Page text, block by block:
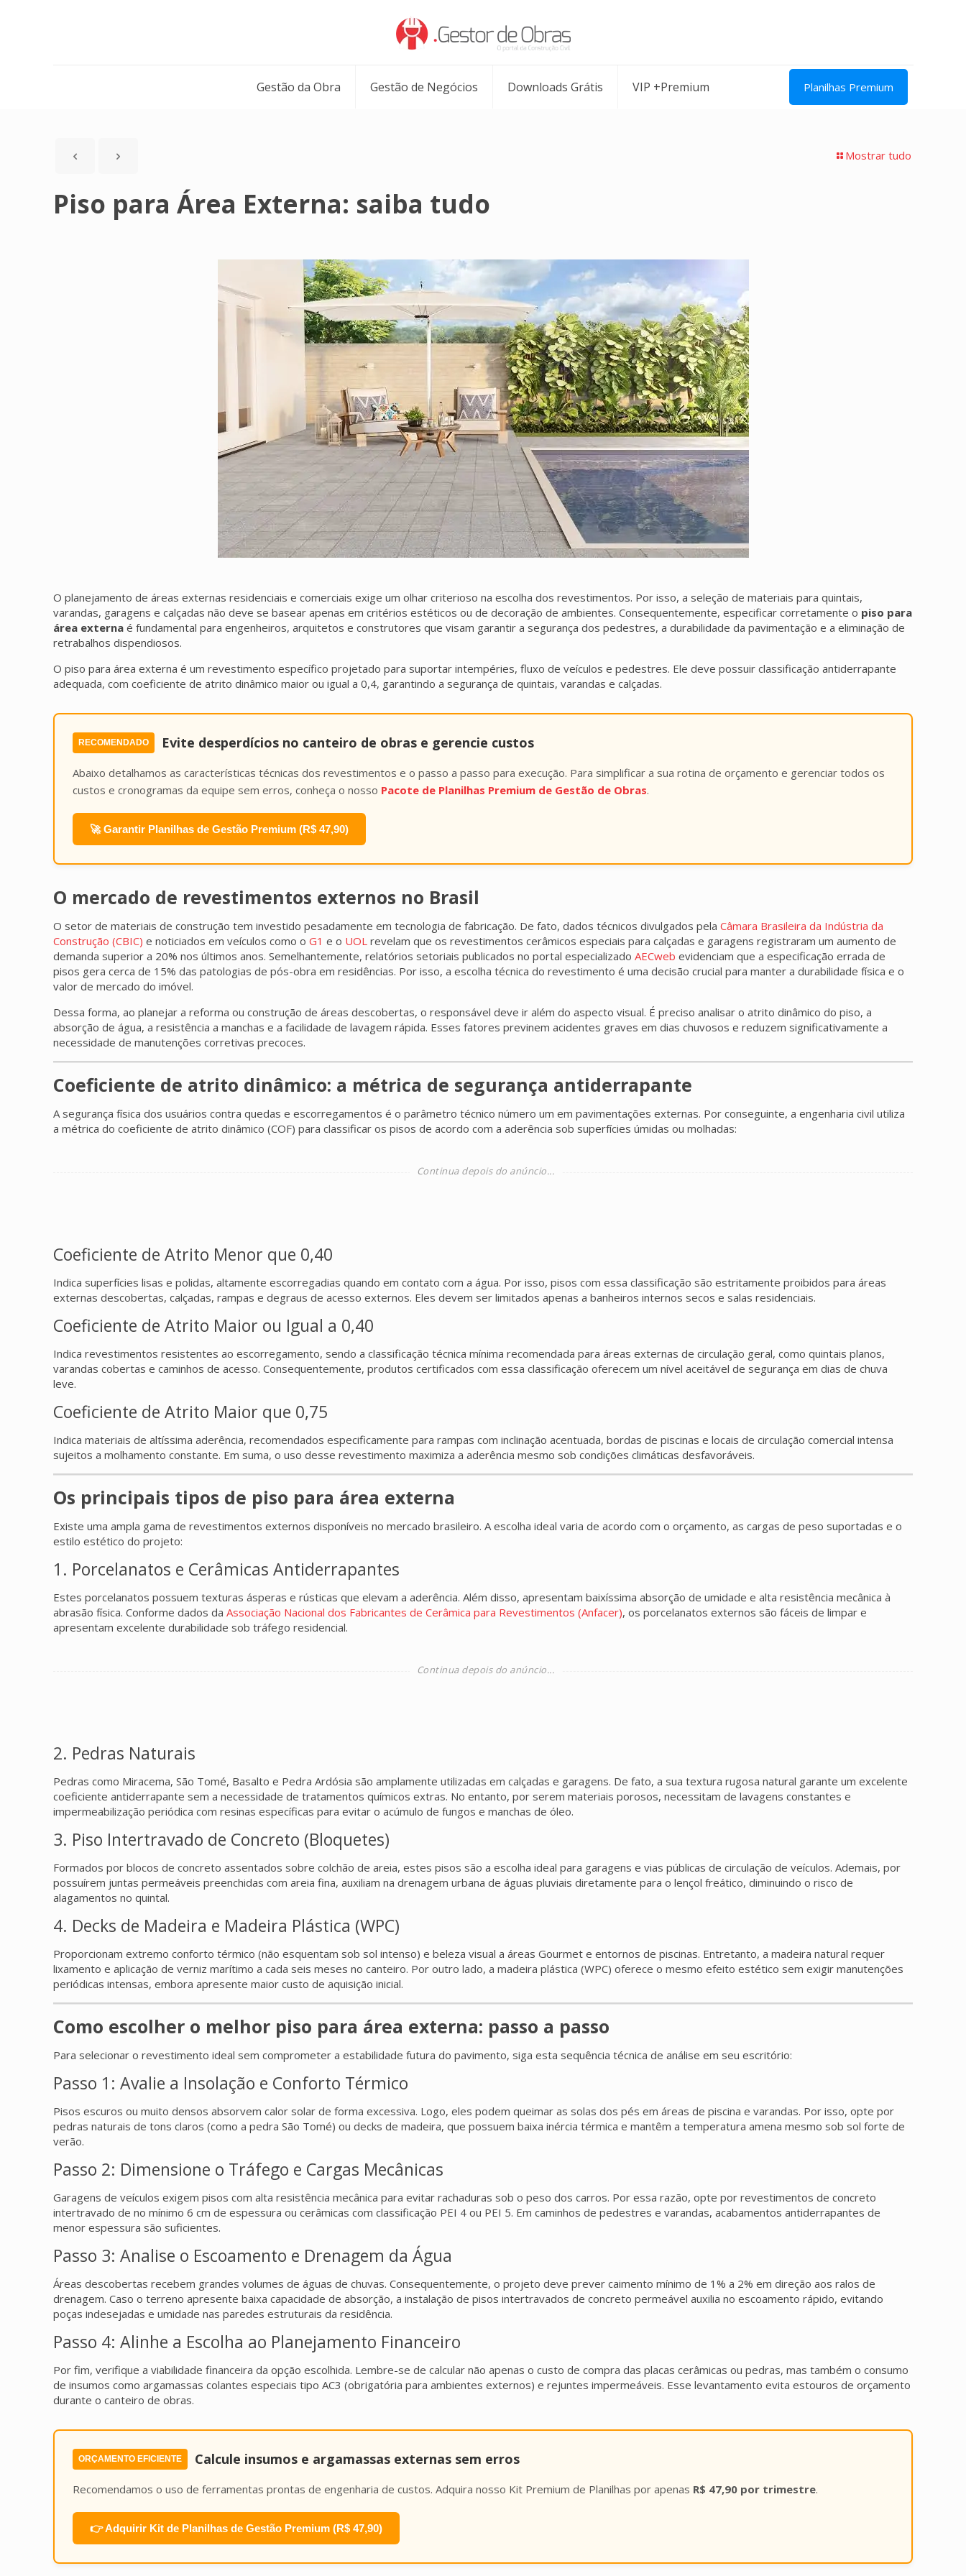
Gestão da Obra Gestão de Negócios Downloads Grátis VIP +Premium Planilhas Premium
Mostrar tudo
Piso para Área Externa: saiba tudo
O planejamento de áreas externas residenciais e comerciais exige um olhar criterioso na escolha dos revestimentos. Por isso, a seleção de materiais para quintais,
varandas, garagens e calçadas não deve se basear apenas em critérios estéticos ou de decoração de ambientes. Consequentemente, especificar corretamente o piso para
área externaé fundamental para engenheiros, arquitetos e construtores que visam garantir a segurança dos pedestres, a durabilidade da pavimentação e a eliminação de
retrabalhos dispendiosos.
O piso para área externa é um revestimento específico projetado para suportar intempéries, fluxo de veículos e pedestres. Ele deve possuir classificação antiderrapante
adequada, com coeficiente de atrito dinâmico maior ou igual a 0,4, garantindo a segurança de quintais, varandas e calçadas.
RECOMENDADO Evite desperdícios no canteiro de obras e gerencie custos
Abaixo detalhamos as características técnicas dos revestimentos e o passo a passo para execução. Para simplificar a sua rotina de orçamento e gerenciar todos os
custos e cronogramas da equipe sem erros, conheça o nosso Pacote de Planilhas Premium de Gestão de Obras.
🚀 Garantir Planilhas de Gestão Premium (R$ 47,90)
O mercado de revestimentos externos no Brasil
O setor de materiais de construção tem investido pesadamente em tecnologia de fabricação. De fato, dados técnicos divulgados pela Câmara Brasileira da Indústria da
Construção (CBIC) e noticiados em veículos como o G1 e o UOLrevelam que os revestimentos cerâmicos especiais para calçadas e garagens registraram um aumento de
demanda superior a 20% nos últimos anos. Semelhantemente, relatórios setoriais publicados no portal especializado AECweb evidenciam que a especificação errada de
pisos gera cerca de 15% das patologias de pós-obra em residências. Por isso, a escolha técnica do revestimento é uma decisão crucial para manter a durabilidade física e o
valor de mercado do imóvel.
Dessa forma, ao planejar a reforma ou construção de áreas descobertas, o responsável deve ir além do aspecto visual. É preciso analisar o atrito dinâmico do piso, a
absorção de água, a resistência a manchas e a facilidade de lavagem rápida. Esses fatores previnem acidentes graves em dias chuvosos e reduzem significativamente a
necessidade de manutenções corretivas precoces.
Coeficiente de atrito dinâmico: a métrica de segurança antiderrapante
A segurança física dos usuários contra quedas e escorregamentos é o parâmetro técnico número um em pavimentações externas. Por conseguinte, a engenharia civil utiliza
a métrica do coeficiente de atrito dinâmico (COF) para classificar os pisos de acordo com a aderência sob superfícies úmidas ou molhadas:
Coeficiente de Atrito Menor que 0,40
Indica superfícies lisas e polidas, altamente escorregadias quando em contato com a água. Por isso, pisos com essa classificação são estritamente proibidos para áreas
externas descobertas, calçadas, rampas e degraus de acesso externos. Eles devem ser limitados apenas a banheiros internos secos e salas residenciais.
Coeficiente de Atrito Maior ou Igual a 0,40
Indica revestimentos resistentes ao escorregamento, sendo a classificação técnica mínima recomendada para áreas externas de circulação geral, como quintais planos,
varandas cobertas e caminhos de acesso. Consequentemente, produtos certificados com essa classificação oferecem um nível aceitável de segurança em dias de chuva
leve.
Coeficiente de Atrito Maior que 0,75
Indica materiais de altíssima aderência, recomendados especificamente para rampas com inclinação acentuada, bordas de piscinas e locais de circulação comercial intensa
sujeitos a molhamento constante. Em suma, o uso desse revestimento maximiza a aderência mesmo sob condições climáticas desfavoráveis.
Os principais tipos de piso para área externa
Existe uma ampla gama de revestimentos externos disponíveis no mercado brasileiro. A escolha ideal varia de acordo com o orçamento, as cargas de peso suportadas e o
estilo estético do projeto:
1. Porcelanatos e Cerâmicas Antiderrapantes
Estes porcelanatos possuem texturas ásperas e rústicas que elevam a aderência. Além disso, apresentam baixíssima absorção de umidade e alta resistência mecânica à
abrasão física. Conforme dados da Associação Nacional dos Fabricantes de Cerâmica para Revestimentos (Anfacer), os porcelanatos externos são fáceis de limpar e
apresentam excelente durabilidade sob tráfego residencial.
2. Pedras Naturais
Pedras como Miracema, São Tomé, Basalto e Pedra Ardósia são amplamente utilizadas em calçadas e garagens. De fato, a sua textura rugosa natural garante um excelente
coeficiente antiderrapante sem a necessidade de tratamentos químicos extras. No entanto, por serem materiais porosos, necessitam de lavagens constantes e
impermeabilização periódica com resinas específicas para evitar o acúmulo de fungos e manchas de óleo.
3. Piso Intertravado de Concreto (Bloquetes)
Formados por blocos de concreto assentados sobre colchão de areia, estes pisos são a escolha ideal para garagens e vias públicas de circulação de veículos. Ademais, por
possuírem juntas permeáveis preenchidas com areia fina, auxiliam na drenagem urbana de águas pluviais diretamente para o lençol freático, diminuindo o risco de
alagamentos no quintal.
4. Decks de Madeira e Madeira Plástica (WPC)
Proporcionam extremo conforto térmico (não esquentam sob sol intenso) e beleza visual a áreas Gourmet e entornos de piscinas. Entretanto, a madeira natural requer
lixamento e aplicação de verniz marítimo a cada seis meses no canteiro. Por outro lado, a madeira plástica (WPC) oferece o mesmo efeito estético sem exigir manutenções
periódicas intensas, embora apresente maior custo de aquisição inicial.
Como escolher o melhor piso para área externa: passo a passo
Para selecionar o revestimento ideal sem comprometer a estabilidade futura do pavimento, siga esta sequência técnica de análise em seu escritório:
Passo 1: Avalie a Insolação e Conforto Térmico
Pisos escuros ou muito densos absorvem calor solar de forma excessiva. Logo, eles podem queimar as solas dos pés em áreas de piscina e varandas. Por isso, opte por
pedras naturais de tons claros (como a pedra São Tomé) ou decks de madeira, que possuem baixa inércia térmica e mantêm a temperatura amena mesmo sob sol forte de
verão.
Passo 2: Dimensione o Tráfego e Cargas Mecânicas
Garagens de veículos exigem pisos com alta resistência mecânica para evitar rachaduras sob o peso dos carros. Por essa razão, opte por revestimentos de concreto
intertravado de no mínimo 6 cm de espessura ou cerâmicas com classificação PEI 4 ou PEI 5. Em caminhos de pedestres e varandas, acabamentos antiderrapantes de
menor espessura são suficientes.
Passo 3: Analise o Escoamento e Drenagem da Água
Áreas descobertas recebem grandes volumes de águas de chuvas. Consequentemente, o projeto deve prever caimento mínimo de 1% a 2% em direção aos ralos de
drenagem. Caso o terreno apresente baixa capacidade de absorção, a instalação de pisos intertravados de concreto permeável auxilia no escoamento rápido, evitando
poças indesejadas e umidade nas paredes estruturais da residência.
Passo 4: Alinhe a Escolha ao Planejamento Financeiro
Por fim, verifique a viabilidade financeira da opção escolhida. Lembre-se de calcular não apenas o custo de compra das placas cerâmicas ou pedras, mas também o consumo
de insumos como argamassas colantes especiais tipo AC3 (obrigatória para ambientes externos) e rejuntes impermeáveis. Esse levantamento evita estouros de orçamento
durante o canteiro de obras.
ORÇAMENTO EFICIENTE Calcule insumos e argamassas externas sem erros
Recomendamos o uso de ferramentas prontas de engenharia de custos. Adquira nosso Kit Premium de Planilhas por apenas R$ 47,90 por trimestre.
👉 Adquirir Kit de Planilhas de Gestão Premium (R$ 47,90)